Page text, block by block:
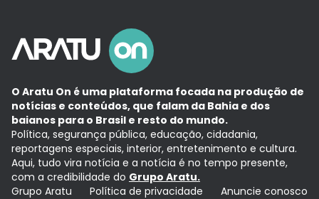
O Aratu On é uma plataforma focada na produção de
notícias e conteúdos, que falam da Bahia e dos
baianos para o Brasil e resto do mundo.
Política, segurança pública, educação, cidadania,
reportagens especiais, interior, entretenimento e cultura.
Aqui, tudo vira notícia e a notícia é no tempo presente,
com a credibilidade do Grupo Aratu.
Grupo Aratu
Política de privacidade Anuncie conosco